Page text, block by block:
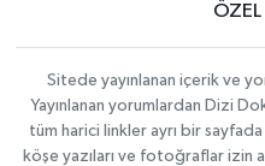
ÖZEL
Sitede yayınlanan içerik ve
Yayınlanan yorumlardan Dizi
tüm harici linkler ayrı bir sayfada
köşe yazıları ve fotoğraflar izin